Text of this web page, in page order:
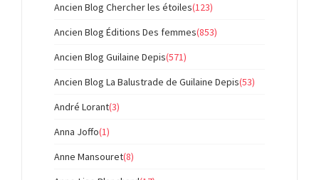
Ancien Blog Chercher les étoiles(123)
Ancien Blog Éditions Des femmes(853)
Ancien Blog Guilaine Depis(571)
Ancien Blog La Balustrade de Guilaine Depis(53)
André Lorant(3)
Anna Joffo(1)
Anne Mansouret(8)